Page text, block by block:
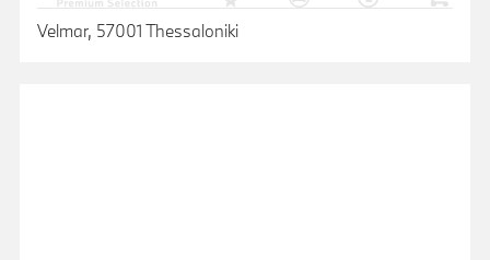
Velmar, 57001 Thessaloniki